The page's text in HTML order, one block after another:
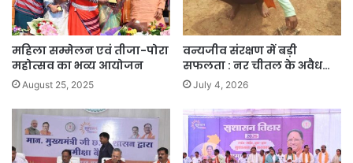
महिला सम्मेलन एवं तीजा-पोरा
महोत्सव का भव्य आयोजन
August 25, 2025
वन्यजीव संरक्षण में बड़ी
सफलता : नर चीतल के अवैध…
July 4, 2026